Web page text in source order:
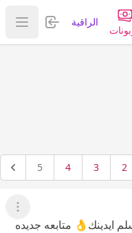
الراقية تسجيل
عرض
2
3
4
5
عرض
ايدينك👌 متابعه جديده